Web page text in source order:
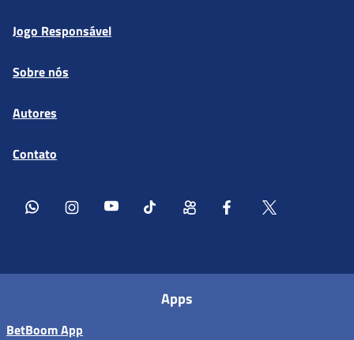
Jogo Responsável
Sobre nós
Autores
Contato
Apps
BetBoom App